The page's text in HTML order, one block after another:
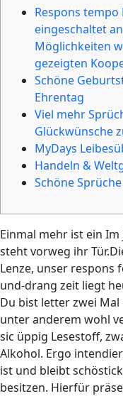
Respons tempo
eingeschaltet
Möglichkeiten
gezeigten
Schöne
Ehrentag
Viel mehr
Glückwünsche
MyDays
Handeln &
Schöne
Einmal mehr ist ein
steht vorweg ihr
Lenze, unser respons
und-drang zeit liegt
Du bist letter zwei
unter anderem wohl
sic üppig Lesestoff,
Alkohol. Ergo
ist und bleibt
besitzen. Hierfür